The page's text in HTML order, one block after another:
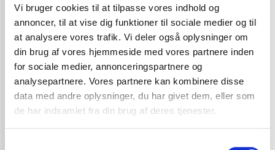
Vi bruger cookies til at tilpasse vores indhold og
annoncer, til at vise dig funktioner til sociale medier og til
at analysere vores trafik. Vi deler også oplysninger om
din brug af vores hjemmeside med vores partnere inden
for sociale medier, annonceringspartnere og
analysepartnere. Vores partnere kan kombinere disse
data med andre oplysninger, du har givet dem, eller som
de har indsamlet fra din brug af deres tjenester.